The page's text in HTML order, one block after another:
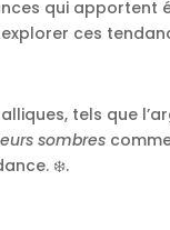
qui
ces
tels que
sombres
❄️.